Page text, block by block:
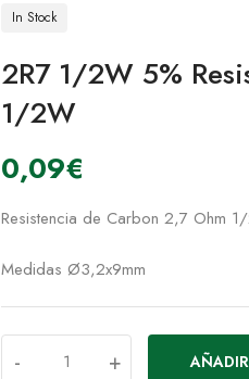
In Stock
2R7 1/2W 5%
1/2W
0,09€
Resistencia de Carbon 2,7 Ohm
Medidas Ø3,2x9mm
- +